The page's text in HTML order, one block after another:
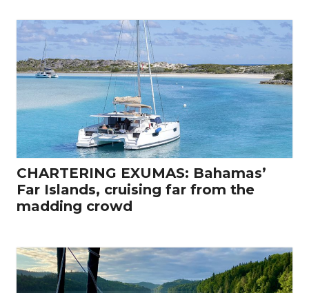
CHARTERING EXUMAS: Bahamas’
Far Islands, cruising far from the
madding crowd